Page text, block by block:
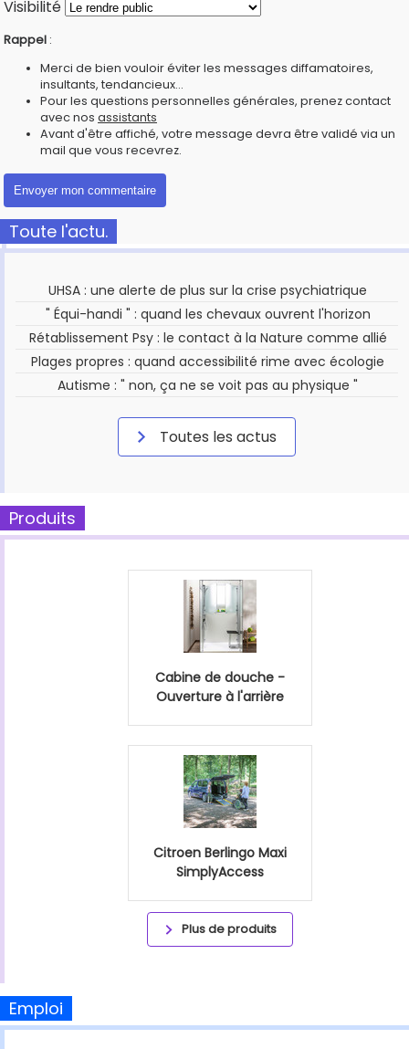
Visibilité
Rappel :
Merci de bien vouloir éviter les messages diffamatoires,
insultants, tendancieux...
Pour les questions personnelles générales, prenez contact
avec nos assistants
Avant d'être affiché, votre message devra être validé via un
mail que vous recevrez.
Toute l'actu.
UHSA : une alerte de plus sur la crise psychiatrique
" Équi-handi " : quand les chevaux ouvrent l'horizon
Rétablissement Psy : le contact à la Nature comme allié
Plages propres : quand accessibilité rime avec écologie
Autisme : " non, ça ne se voit pas au physique "
Toutes les actus
Produits
Cabine de douche -
Ouverture à l'arrière
Citroen Berlingo Maxi
SimplyAccess
Plus de produits
Emploi